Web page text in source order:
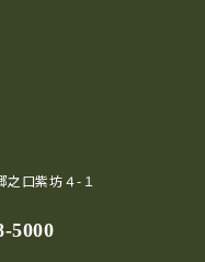
口紫坊４-１
5000